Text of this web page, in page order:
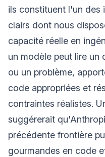
ils constituent l'un des
clairs dont nous
capacité réelle en
un modèle peut lire un
ou un problème,
code appropriées et
contraintes réalistes.
suggérerait
précédente frontière
gourmandes en code